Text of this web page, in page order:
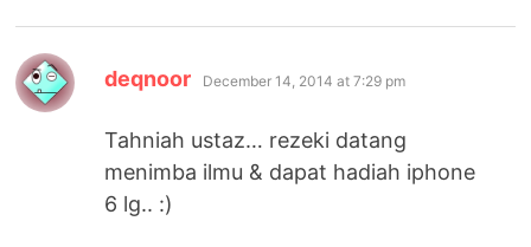
deqnoor says:
December 14, 2014 at 7:29 pm
Tahniah ustaz… rezeki datang
menimba ilmu & dapat hadiah iphone
6 lg.. :)